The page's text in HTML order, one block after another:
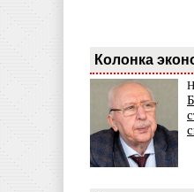
Колонка